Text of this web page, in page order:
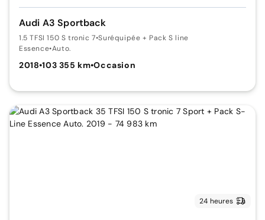
Audi A3 Sportback
1.5 TFSI 150 S tronic 7•Suréquipée + Pack S line
Essence•Auto.
2018•103 355 km•Occasion
24 heures